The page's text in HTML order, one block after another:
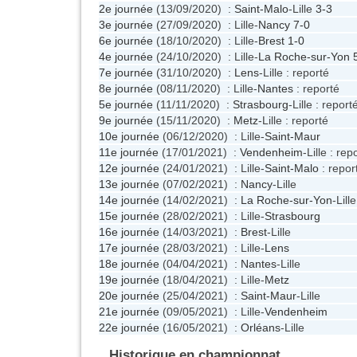
2e journée (13/09/2020) : Saint-Malo-Lille 3-3
3e journée (27/09/2020) : Lille-Nancy 7-0
6e journée (18/10/2020) : Lille-Brest 1-0
4e journée (24/10/2020) : Lille-La Roche-sur-Yon
7e journée (31/10/2020) : Lens-Lille : reporté
8e journée (08/11/2020) : Lille-Nantes : reporté
5e journée (11/11/2020) : Strasbourg-Lille : reporté
9e journée (15/11/2020) : Metz-Lille : reporté
10e journée (06/12/2020) : Lille-Saint-Maur
11e journée (17/01/2021) : Vendenheim-Lille :
12e journée (24/01/2021) : Lille-Saint-Malo :
13e journée (07/02/2021) : Nancy-Lille
14e journée (14/02/2021) : La Roche-sur-Yon-Lille
15e journée (28/02/2021) : Lille-Strasbourg
16e journée (14/03/2021) : Brest-Lille
17e journée (28/03/2021) : Lille-Lens
18e journée (04/04/2021) : Nantes-Lille
19e journée (18/04/2021) : Lille-Metz
20e journée (25/04/2021) : Saint-Maur-Lille
21e journée (09/05/2021) : Lille-Vendenheim
22e journée (16/05/2021) : Orléans-Lille